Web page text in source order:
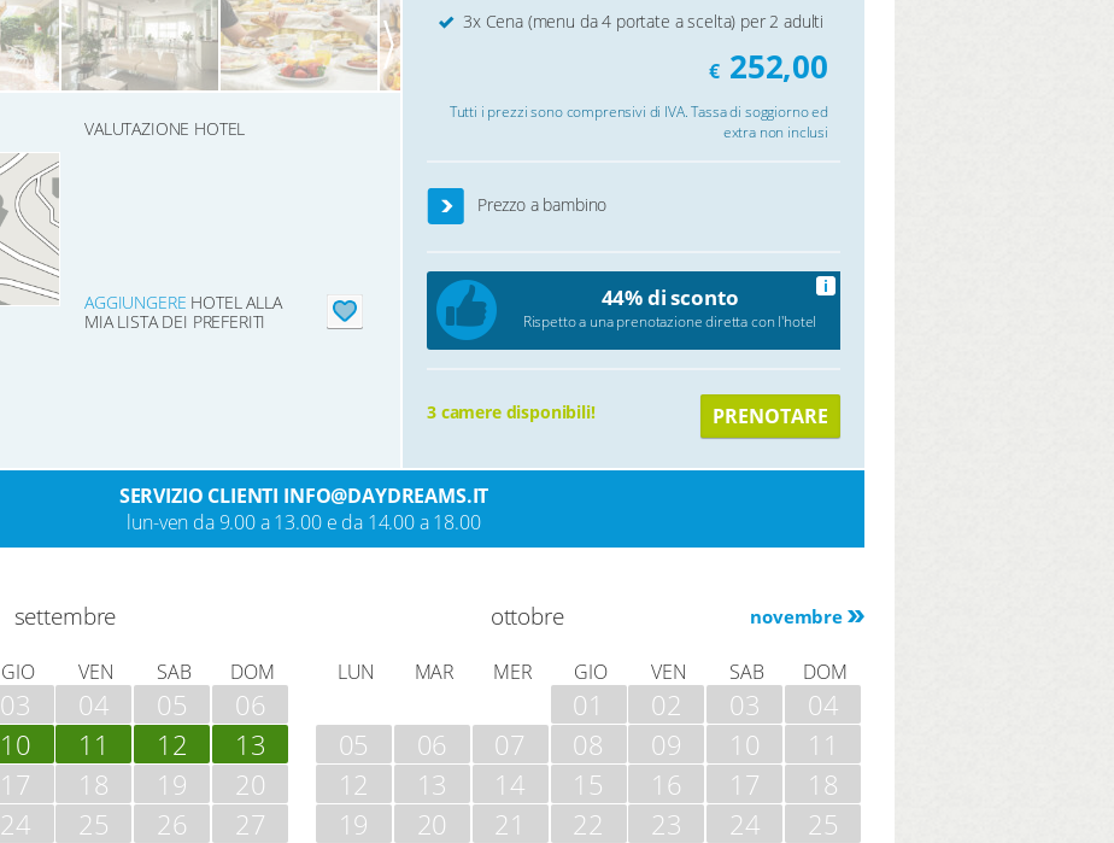
VALUTAZIONE HOTEL
AGGIUNGERE HOTEL ALLA
MIA LISTA DEI PREFERITI
3x Cena (menu da 4 portate a scelta) per 2 adulti
€ 252,00
Tutti i prezzi sono comprensivi di IVA. Tassa di soggiorno ed
extra non inclusi
Prezzo a bambino
44% di sconto
Rispetto a una prenotazione diretta con l'hotel
i
3 camere disponibili! PRENOTARE
SERVIZIO CLIENTI INFO@DAYDREAMS.IT
lun-ven da 9.00 a 13.00 e da 14.00 a 18.00
settembre
GIO VEN SAB DOM
03 04 05
06
10 11 12
13
17 18 19
20
24 25 26
27
novembre
ottobre
LUN MAR MER GIO VEN SAB DOM
01 02 03
04
05
06 07 08 09 10
11
12
13 14 15 16 17
18
19
20 21 22 23 24
25